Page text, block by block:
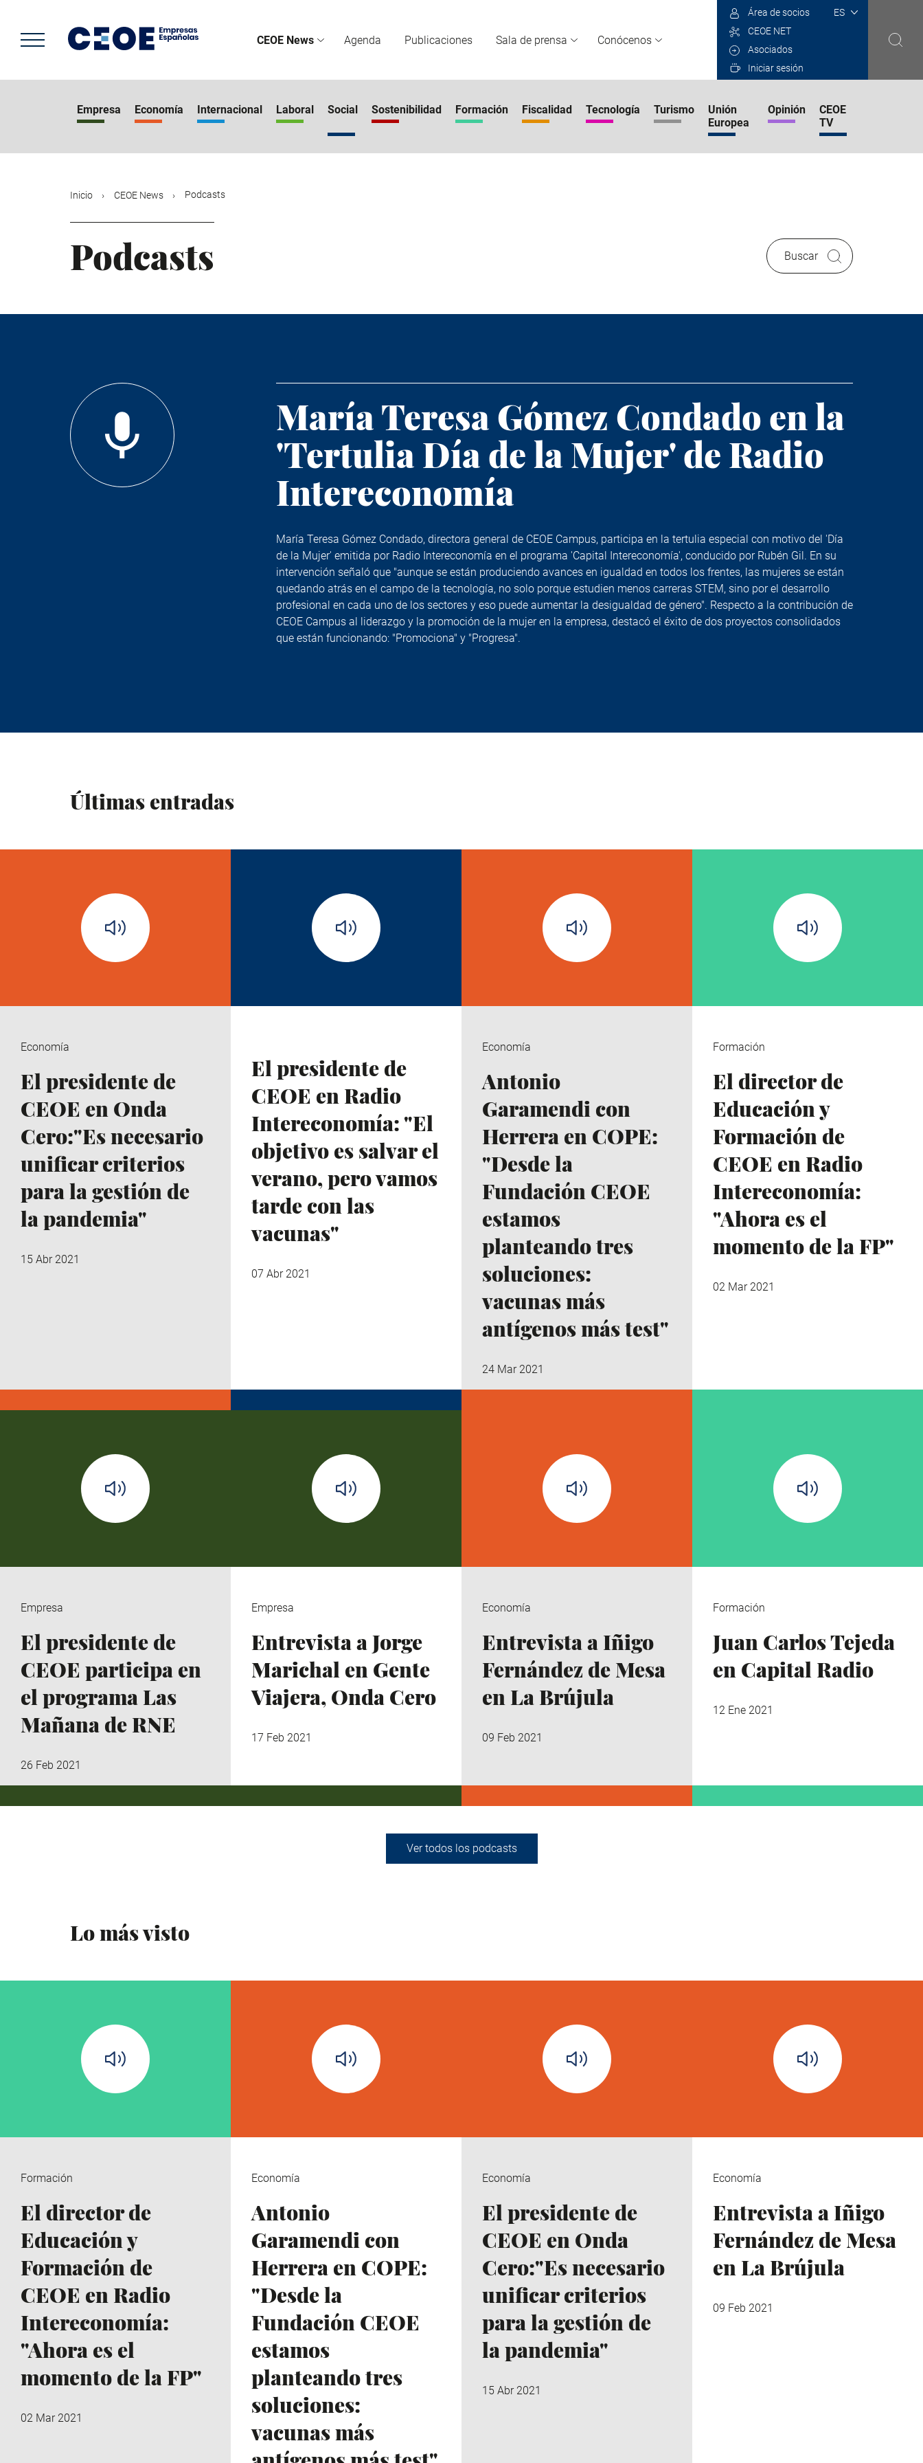
contenido
principal
CEOE News Agenda Publicaciones Sala de prensa Conócenos
Select
Área de socios
CEOE NET
Asociados
Iniciar sesión
Empresa Economía Internacional Laboral Social Sostenibilidad Formación Fiscalidad Tecnología Turismo
Unión
Europea
Opinión
CEOE
TV
Inicio CEOE News Podcasts
Podcasts Buscar
María Teresa Gómez Condado en la
'Tertulia Día de la Mujer' de Radio
Intereconomía
María Teresa Gómez Condado, directora general de CEOE Campus, participa en la tertulia especial con motivo del 'Día
de la Mujer' emitida por Radio Intereconomía en el programa 'Capital Intereconomía', conducido por Rubén Gil. En su
intervención señaló que "aunque se están produciendo avances en igualdad en todos los frentes, las mujeres se están
quedando atrás en el campo de la tecnología, no solo porque estudien menos carreras STEM, sino por el desarrollo
profesional en cada uno de los sectores y eso puede aumentar la desigualdad de género". Respecto a la contribución de
CEOE Campus al liderazgo y la promoción de la mujer en la empresa, destacó el éxito de dos proyectos consolidados
que están funcionando: "Promociona" y "Progresa".
Últimas entradas
Economía
El presidente de
CEOE en Onda
Cero:"Es necesario
unificar criterios
para la gestión de
la pandemia"
15 Abr 2021
El presidente de
CEOE en Radio
Intereconomía: "El
objetivo es salvar el
verano, pero vamos
tarde con las
vacunas"
07 Abr 2021
Economía
Antonio
Garamendi con
Herrera en COPE:
"Desde la
Fundación CEOE
estamos
planteando tres
soluciones:
vacunas más
antígenos más test"
24 Mar 2021
Formación
El director de
Educación y
Formación de
CEOE en Radio
Intereconomía:
"Ahora es el
momento de la FP"
02 Mar 2021
Empresa
El presidente de
CEOE participa en
el programa Las
Mañana de RNE
26 Feb 2021
Empresa
Entrevista a Jorge
Marichal en Gente
Viajera, Onda Cero
17 Feb 2021
Economía
Entrevista a Iñigo
Fernández de Mesa
en La Brújula
09 Feb 2021
Formación
Juan Carlos Tejeda
en Capital Radio
12 Ene 2021
Ver todos los podcasts
Lo más visto
Formación
El director de
Educación y
Formación de
CEOE en Radio
Intereconomía:
"Ahora es el
momento de la FP"
02 Mar 2021
Economía
Antonio
Garamendi con
Herrera en COPE:
"Desde la
Fundación CEOE
estamos
planteando tres
soluciones:
vacunas más
Economía
El presidente de
CEOE en Onda
Cero:"Es necesario
unificar criterios
para la gestión de
la pandemia"
15 Abr 2021
Economía
Entrevista a Iñigo
Fernández de Mesa
en La Brújula
09 Feb 2021